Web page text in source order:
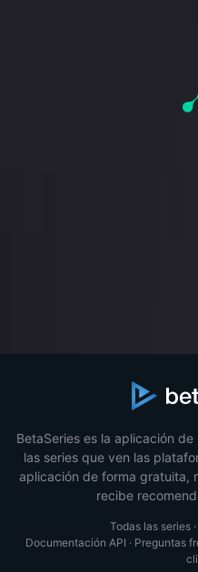
BetaSeries es la aplicación
las series que ven las
aplicación de forma gratuita,
recibe
Todas las series·
Documentación API · Preguntas